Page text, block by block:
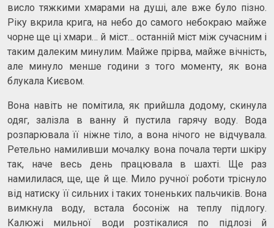
висло тяжкими хмарами на душі, але вже було пізно.
Ріку вкрила крига, на небо до самого небокраю майже
чорне ще ці хмари… й міст… останній міст між сучасним і
таким далеким минулим. Майже прірва, майже вічність,
але минуло менше години з того моменту, як вона
блукала Києвом.
Вона навіть не помітила, як прийшла додому, скинула
одяг, залізла в ванну й пустила гарячу воду. Вода
розпарювала її ніжне тіло, а вона нічого не відчувала.
Ретельно намиливши мочалку вона почала терти шкіру
так, наче весь день працювала в шахті. Ще раз
намилилася, ще, ще й ще. Мило ручної роботи тріснуло
від натиску її сильних і таких тоненьких пальчиків. Вона
вимкнула воду, встала босоніж на теплу підлогу.
Калюжі мильної води розтікалися по підлозі й